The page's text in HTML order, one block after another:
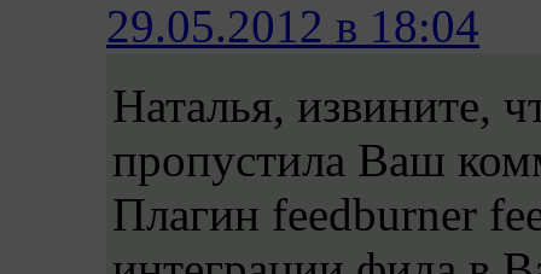
29.05.2012 в 18:04
Наталья, извините,
пропустила Ваш
Плагин feedburner